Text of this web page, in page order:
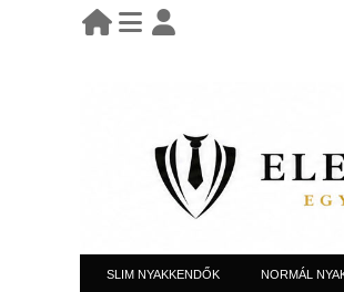
KEZDŐLAP
LEÁRAZÁS
regisztráció
információ
SLIM NYAKKENDŐK NORMÁL